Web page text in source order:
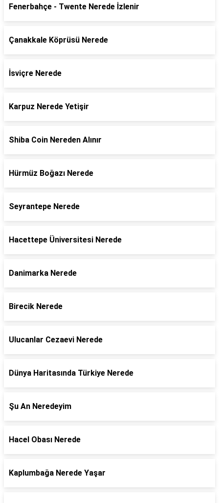
Fenerbahçe - Twente Nerede İzlenir
Çanakkale Köprüsü Nerede
İsviçre Nerede
Karpuz Nerede Yetişir
Shiba Coin Nereden Alınır
Hürmüz Boğazı Nerede
Seyrantepe Nerede
Hacettepe Üniversitesi Nerede
Danimarka Nerede
Birecik Nerede
Ulucanlar Cezaevi Nerede
Dünya Haritasında Türkiye Nerede
Şu An Neredeyim
Hacel Obası Nerede
Kaplumbağa Nerede Yaşar